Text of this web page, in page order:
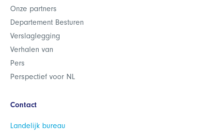
Onze partners
Departement Besturen
Verslaglegging
Verhalen van
Pers
Perspectief voor NL
Contact
Landelijk bureau